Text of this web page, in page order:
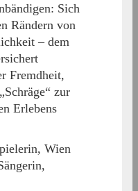
Sich
Rändern von
– dem
Fremdheit,
zur
Erlebens
Wien